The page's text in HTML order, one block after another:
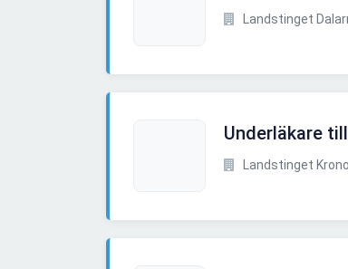
Landstinget
Underläkare
Landstinget